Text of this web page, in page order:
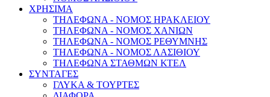
ΧΡΗΣΙΜΑ
ΤΗΛΕΦΩΝΑ - ΝΟΜΟΣ ΗΡΑΚΛΕΙΟΥ
ΤΗΛΕΦΩΝΑ - ΝΟΜΟΣ ΧΑΝΙΩΝ
ΤΗΛΕΦΩΝΑ - ΝΟΜΟΣ ΡΕΘΥΜΝΗΣ
ΤΗΛΕΦΩΝΑ - ΝΟΜΟΣ ΛΑΣΙΘΙΟΥ
ΤΗΛΕΦΩΝΑ ΣΤΑΘΜΩΝ ΚΤΕΛ
ΣΥΝΤΑΓΕΣ
ΓΛΥΚΑ & ΤΟΥΡΤΕΣ